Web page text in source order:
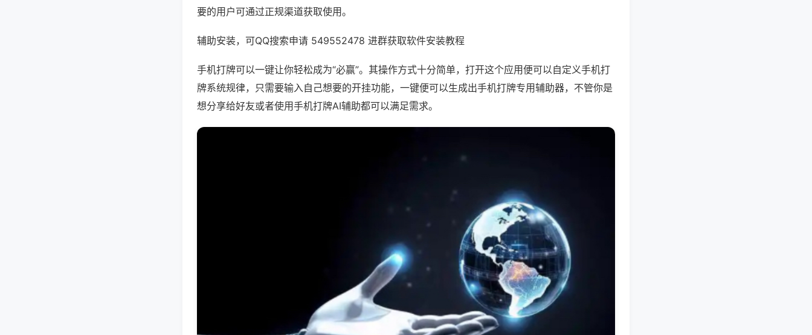
要的用户可通过正规渠道获取使用。
辅助安装，可QQ搜索申请 549552478 进群获取软件安装教程
手机打牌可以一键让你轻松成为“必赢”。其操作方式十分简单，打开这个应用便可以自定义手机打
牌系统规律，只需要输入自己想要的开挂功能，一键便可以生成出手机打牌专用辅助器，不管你是
想分享给好友或者使用手机打牌AI辅助都可以满足需求。